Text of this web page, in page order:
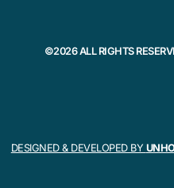
©2026 ALL RIGHTS
DESIGNED & DEVELOPED BY